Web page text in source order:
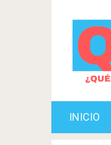
INICIO